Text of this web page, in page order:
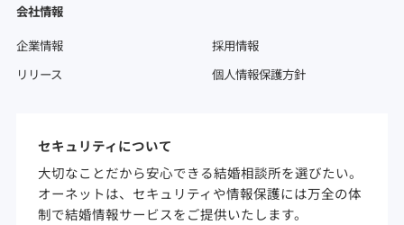
会社情報
企業情報
採用情報
リリース
個人情報保護方針
セキュリティについて
大切なことだから安心できる結婚相談所を選びたい。
オーネットは、セキュリティや情報保護には万全の体
制で結婚情報サービスをご提供いたします。